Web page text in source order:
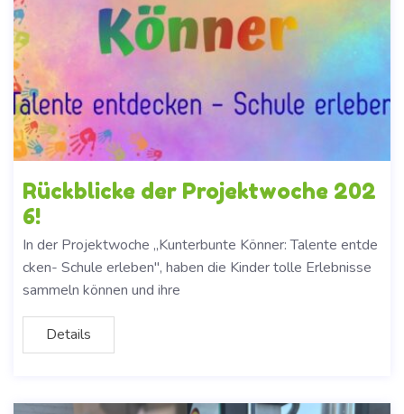
Rückblicke der Projektwoche 202
6!
In der Projektwoche ,,Kunterbunte Könner: Talente entde
cken- Schule erleben", haben die Kinder tolle Erlebnisse
sammeln können und ihre
Details